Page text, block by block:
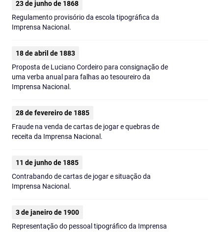
23 de junho de 1868
Regulamento provisório da escola tipográfica da
Imprensa Nacional.
18 de abril de 1883
Proposta de Luciano Cordeiro para consignação de
uma verba anual para falhas ao tesoureiro da
Imprensa Nacional.
28 de fevereiro de 1885
Fraude na venda de cartas de jogar e quebras de
receita da Imprensa Nacional.
11 de junho de 1885
Contrabando de cartas de jogar e situação da
Imprensa Nacional.
3 de janeiro de 1900
Representação do pessoal tipográfico da Imprensa